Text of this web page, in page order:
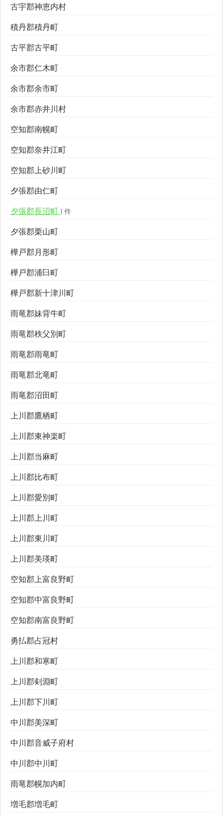
古宇郡神恵内村
積丹郡積丹町
古平郡古平町
余市郡仁木町
余市郡余市町
余市郡赤井川村
空知郡南幌町
空知郡奈井江町
空知郡上砂川町
夕張郡由仁町
夕張郡長沼町 1 件
夕張郡栗山町
樺戸郡月形町
樺戸郡浦臼町
樺戸郡新十津川町
雨竜郡妹背牛町
雨竜郡秩父別町
雨竜郡雨竜町
雨竜郡北竜町
雨竜郡沼田町
上川郡鷹栖町
上川郡東神楽町
上川郡当麻町
上川郡比布町
上川郡愛別町
上川郡上川町
上川郡東川町
上川郡美瑛町
空知郡上富良野町
空知郡中富良野町
空知郡南富良野町
勇払郡占冠村
上川郡和寒町
上川郡剣淵町
上川郡下川町
中川郡美深町
中川郡音威子府村
中川郡中川町
雨竜郡幌加内町
増毛郡増毛町